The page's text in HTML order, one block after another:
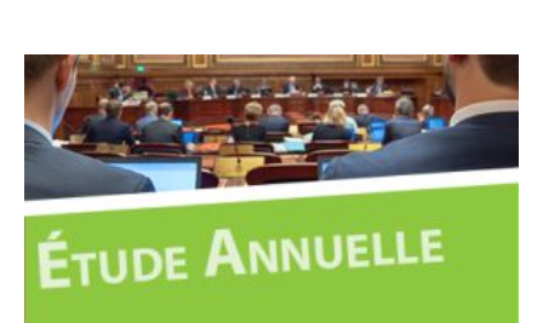
Faire
de
l’évaluation
politiques
publiques
un